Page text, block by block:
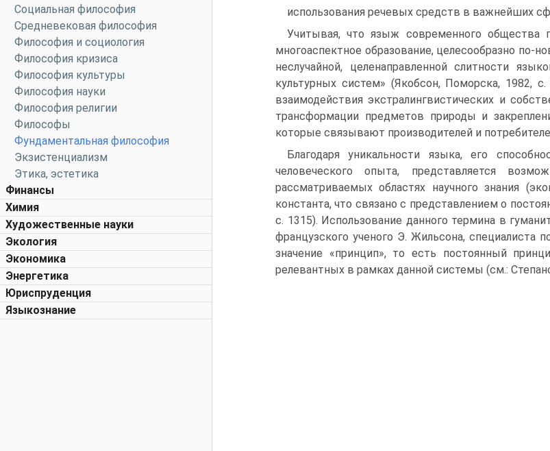
Социальная философия
Средневековая философия
Философия и социология
Философия кризиса
Философия культуры
Философия науки
Философия религии
Философы
Фундаментальная философия
Экзистенциализм
Этика, эстетика
Финансы
Химия
Художественные науки
Экология
Экономика
Энергетика
Юриспруденция
Языкознание
использования речевых средств в важнейших
Учитывая, что языж современного общества
многоаспектное образование, целесообразно по-
неслучайной, целенаправленной слитности
культурных систем» (Якобсон, Поморска, 1982,
взаимодействия экстралингвистических и
трансформации предметов природы и
которые связывают производителей и
Благодаря уникальности языка, его
человеческого опыта, представляется
рассматриваемых областях научного знания
константа, что связано с представлением о
с. 1315). Использование данного термина в
французского ученого Э. Жильсона,
значение «принцип», то есть постоянный
релевантных в рамках данной системы (см.: